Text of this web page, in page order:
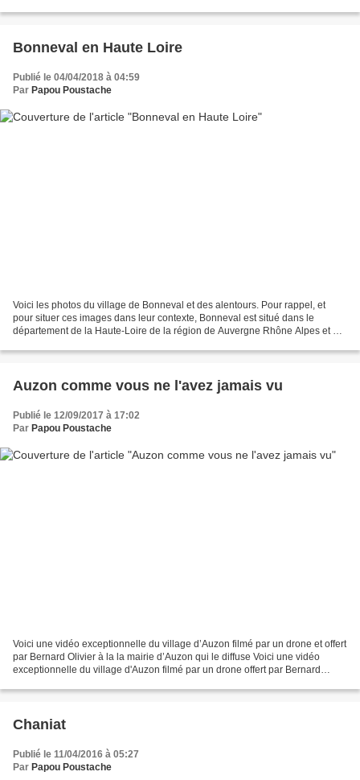
Bonneval en Haute Loire
Publié le 04/04/2018 à 04:59
Par Papou Poustache
Voici les photos du village de Bonneval et des alentours. Pour rappel, et
pour situer ces images dans leur contexte, Bonneval est situé dans le
département de la Haute-Loire de la région de Auvergne Rhône Alpes et a
Auzon comme vous ne l'avez jamais vu
Publié le 12/09/2017 à 17:02
Par Papou Poustache
Voici une vidéo exceptionnelle du village d’Auzon filmé par un drone et offert
par Bernard Olivier à la la mairie d’Auzon qui le diffuse Voici une vidéo
exceptionnelle du village d'Auzon filmé par un drone offert par Bernard
Chaniat
Publié le 11/04/2016 à 05:27
Par Papou Poustache